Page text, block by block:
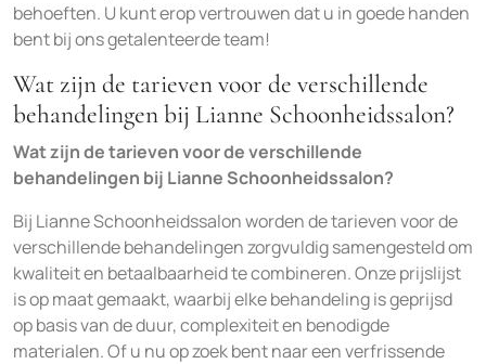
behoeften. U kunt erop vertrouwen dat u in goede handen
bent bij ons getalenteerde team!
Wat zijn de tarieven voor de verschillende
behandelingen bij Lianne Schoonheidssalon?
Wat zijn de tarieven voor de verschillende
behandelingen bij Lianne Schoonheidssalon?
Bij Lianne Schoonheidssalon worden de tarieven voor de
verschillende behandelingen zorgvuldig samengesteld om
kwaliteit en betaalbaarheid te combineren. Onze prijslijst
is op maat gemaakt, waarbij elke behandeling is geprijsd
op basis van de duur, complexiteit en benodigde
materialen. Of u nu op zoek bent naar een verfrissende